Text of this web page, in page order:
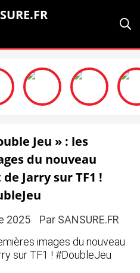
Jeu » : les
du nouveau
Jarry sur TF1 !
2025 Par SANSURE.FR